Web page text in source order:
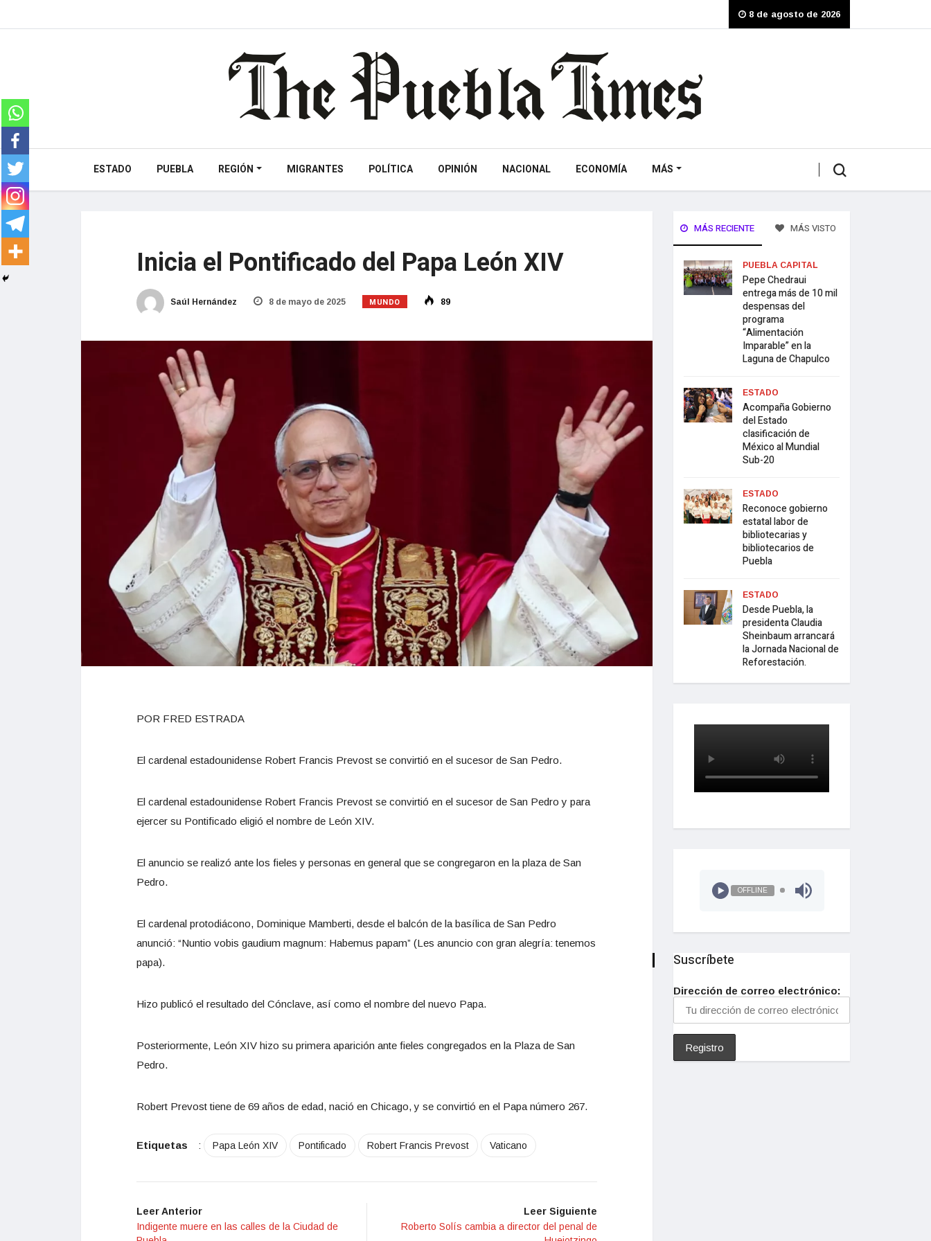
8 de agosto de 2026
ESTADO PUEBLA REGIÓN MIGRANTES POLÍTICA OPINIÓN NACIONAL ECONOMÍA MÁS
Inicia el Pontificado del Papa León XIV
Saúl Hernández 8 de mayo de 2025 MUNDO 89
POR FRED ESTRADA
El cardenal estadounidense Robert Francis Prevost se convirtió en el sucesor de San Pedro.
El cardenal estadounidense Robert Francis Prevost se convirtió en el sucesor de San Pedro y para
ejercer su Pontificado eligió el nombre de León XIV.
El anuncio se realizó ante los fieles y personas en general que se congregaron en la plaza de San
Pedro.
El cardenal protodiácono, Dominique Mamberti, desde el balcón de la basílica de San Pedro
anunció: “Nuntio vobis gaudium magnum: Habemus papam” (Les anuncio con gran alegría: tenemos
papa).
Hizo publicó el resultado del Cónclave, así como el nombre del nuevo Papa.
Posteriormente, León XIV hizo su primera aparición ante fieles congregados en la Plaza de San
Pedro.
Robert Prevost tiene de 69 años de edad, nació en Chicago, y se convirtió en el Papa número 267.
Etiquetas : Papa León XIV Pontificado Robert Francis Prevost Vaticano
Leer Anterior
Indigente muere en las calles de la Ciudad de
Leer Siguiente
Roberto Solís cambia a director del penal de
MÁS RECIENTE MÁS VISTO
PUEBLA CAPITAL
Pepe Chedraui
entrega más de 10 mil
despensas del
programa
“Alimentación
Imparable” en la
Laguna de Chapulco
ESTADO
Acompaña Gobierno
del Estado
clasificación de
México al Mundial
Sub-20
ESTADO
Reconoce gobierno
estatal labor de
bibliotecarias y
bibliotecarios de
Puebla
ESTADO
Desde Puebla, la
presidenta Claudia
Sheinbaum arrancará
la Jornada Nacional de
Reforestación.
OFFLINE
Suscríbete
Dirección de correo electrónico: